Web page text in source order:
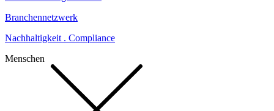
Branchennetzwerk
Nachhaltigkeit . Compliance
Menschen